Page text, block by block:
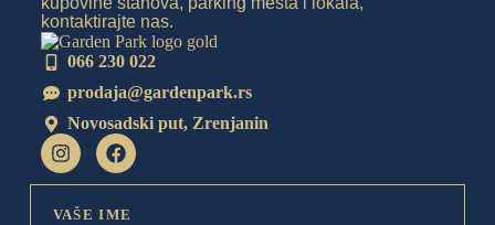
kontaktirajte nas.
066 230 022
prodaja@gardenpark.rs
Novosadski put, Zrenjanin
VAŠE IME